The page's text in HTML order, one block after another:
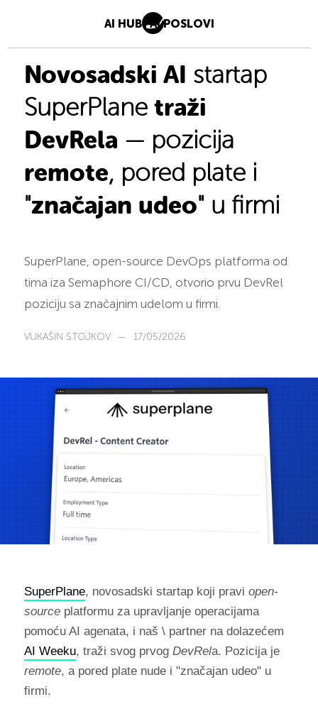
AI HUB AI POSLOVI
Novosadski AI startap
SuperPlane traži
DevRela — pozicija
remote, pored plate i
"značajan udeo" u firmi
SuperPlane, open-source DevOps platforma od
tima iza Semaphore CI/CD, otvorio prvu DevRel
poziciju sa značajnim udelom u firmi.
VUKAŠIN STOJKOV — 17/05/2026
SuperPlane, novosadski startap koji pravi open-
sourceplatformu za upravljanje operacijama
pomoću AI agenata, i naš \ partner na dolazećem
AI Weeku, traži svog prvog DevRela. Pozicija je
remote, a pored plate nude i "značajan udeo" u
firmi.